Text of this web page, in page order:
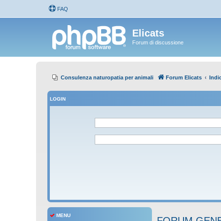
FAQ
Elicats
Forum di discussione
Consulenza naturopatia per animali Forum Elicats
LOGIN
MENU